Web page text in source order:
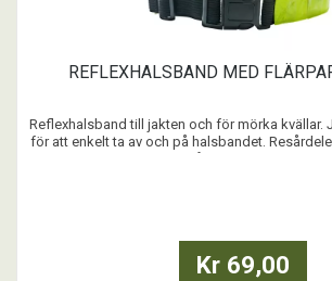
REFLEXHALSBAND MED
Reflexhalsband till jakten och för mörka kvällar.
för att enkelt ta av och på halsbandet.
Kr 69,00